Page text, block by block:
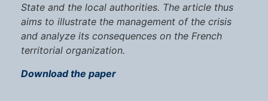
State and the local authorities. The article thus
aims to illustrate the management of the crisis
and analyze its consequences on the French
territorial organization.
Download the paper